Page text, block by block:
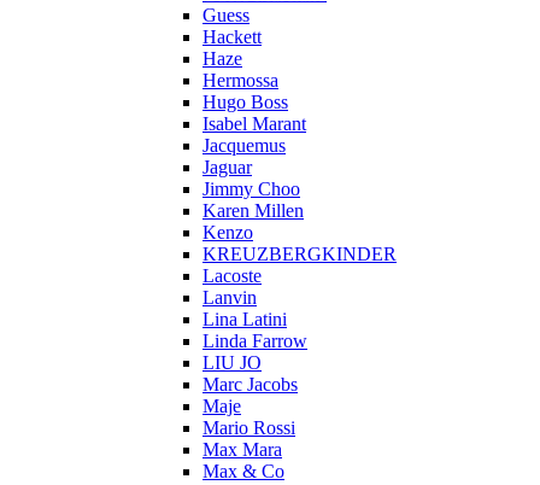
Guess
Hackett
Haze
Hermossa
Hugo Boss
Isabel Marant
Jacquemus
Jaguar
Jimmy Choo
Karen Millen
Kenzo
KREUZBERGKINDER
Lacoste
Lanvin
Lina Latini
Linda Farrow
LIU JO
Marc Jacobs
Maje
Mario Rossi
Max Mara
Max & Co